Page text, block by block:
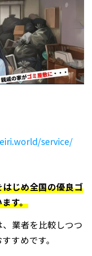
service/
じめ全国の優良ゴ
す。
業者を比較しつつ
すめです。